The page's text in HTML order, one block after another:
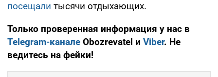
посещали тысячи отдыхающих.
Только проверенная информация у нас в
Telegram-канале Obozrevatel и Viber. Не
ведитесь на фейки!